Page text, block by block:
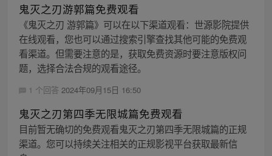
鬼灭之刃游郭篇免费观看
《鬼灭之刃 游郭篇》可以在以下渠道观看：世源影院提供
在线观看，您也可以通过搜索引擎查找其他可能的免费观
看渠道。但需要注意的是，获取免费资源时要注意版权问
题，选择合法合规的观看途径。
1 个回答 2024年09月15日 16:50
鬼灭之刃第四季无限城篇免费观看
目前暂无确切的免费观看鬼灭之刃第四季无限城篇的正规
渠道。您可以持续关注相关的正规影视平台获取最新信